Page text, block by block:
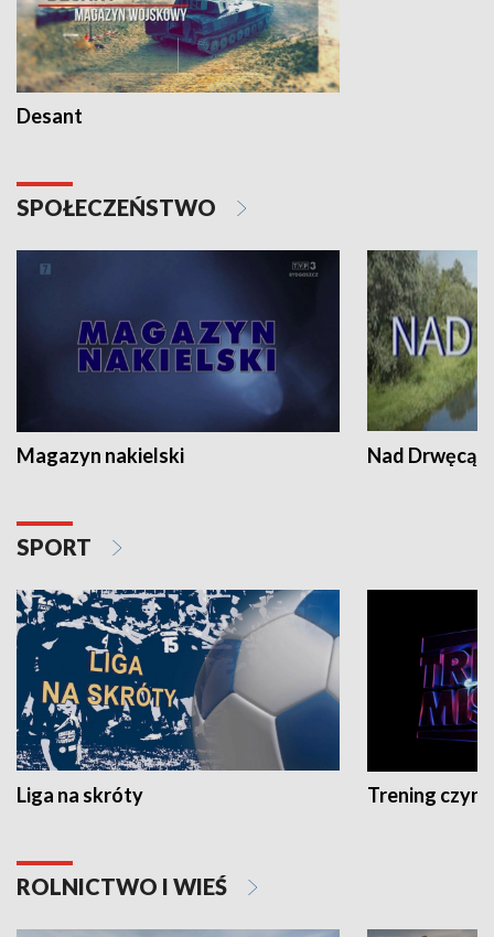
Desant
SPOŁECZEŃSTWO
Magazyn nakielski Nad Drwęcą
SPORT
Liga na skróty Trening czyni
ROLNICTWO I WIEŚ